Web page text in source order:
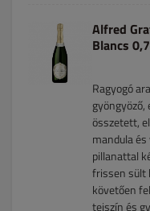
Alfred
Blancs
Ragyogó
összetett,
mandula
pillanattal
frissen sült
követően
tejszín és